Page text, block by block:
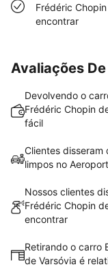
Frédéric
encontrar
Avaliações
Devolvendo o
Frédéric Chopin
fácil
Clientes disseram
limpos no
Nossos clientes
Frédéric Chopin
encontrar
Retirando o carro
de Varsóvia é